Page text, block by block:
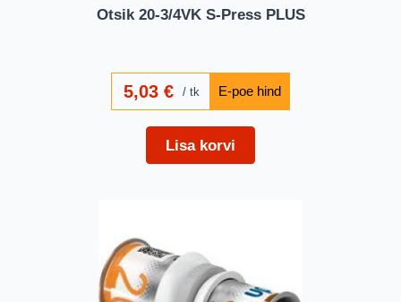
Otsik 20-3/4VK S-Press PLUS
5,03€ tk
Lisa korvi